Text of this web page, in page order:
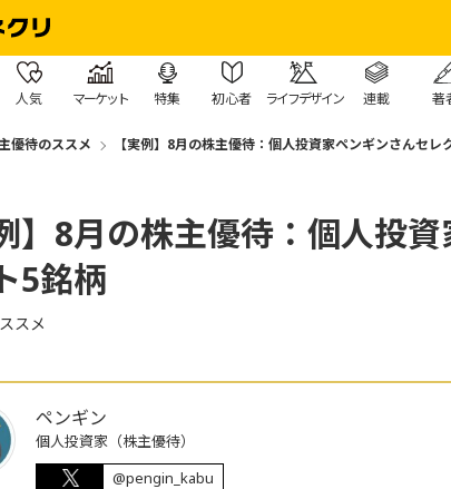
人気 マーケット 特集 初心者 ライフデザイン 連載 著
優待のススメ 【実例】8月の株主優待：個人投資家ペンギンさんセレ
】8月の株主優待：個人投
5銘柄
スメ
ペンギン
個人投資家（株主優待）
@pengin_kabu